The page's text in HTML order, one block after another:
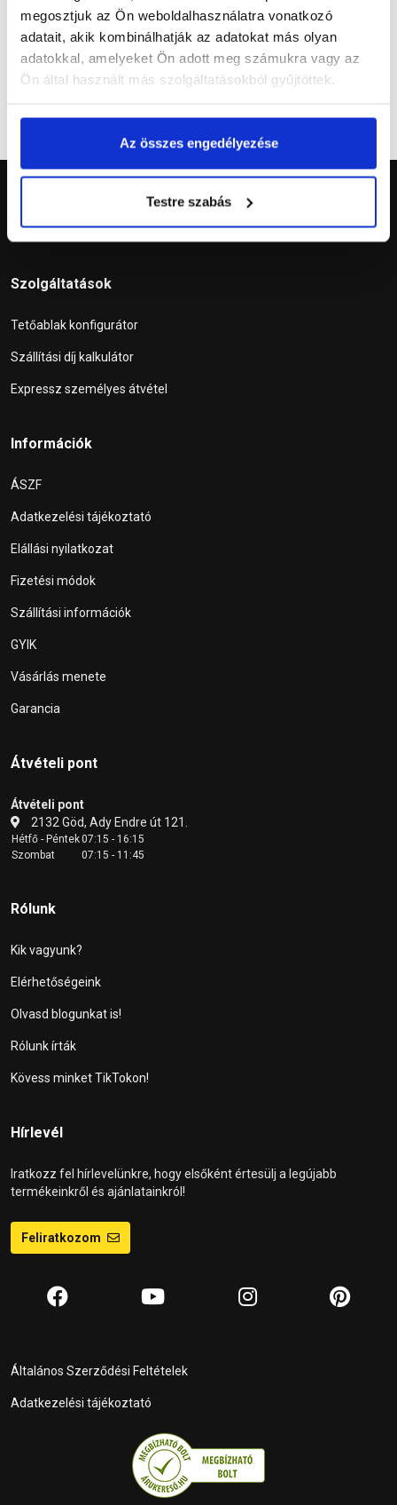
megosztjuk az Ön weboldalhasználatra vonatkozó
adatait, akik kombinálhatják az adatokat más olyan
adatokkal, amelyeket Ön adott meg számukra vagy az
Ön által használt más szolgáltatásokból gyűjtöttek.
Az összes engedélyezése
Testre szabás
Kérdések és válaszok
Szolgáltatások
Tetőablak konfigurátor
Szállítási díj kalkulátor
Expressz személyes átvétel
Információk
ÁSZF
Adatkezelési tájékoztató
Elállási nyilatkozat
Fizetési módok
Szállítási információk
GYIK
Vásárlás menete
Garancia
Átvételi pont
Átvételi pont
2132 Göd, Ady Endre út 121.
Hétfő - Péntek07:15 - 16:15
Szombat
07:15 - 11:45
Rólunk
Kik vagyunk?
Elérhetőségeink
Olvasd blogunkat is!
Rólunk írták
Kövess minket TikTokon!
Hírlevél
Iratkozz fel hírlevelünkre, hogy elsőként értesülj a legújabb
termékeinkről és ajánlatainkról!
Feliratkozom
Általános Szerződési Feltételek
Adatkezelési tájékoztató